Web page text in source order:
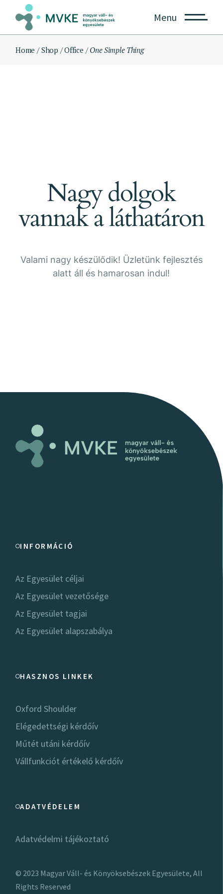
content
Menu
Home Shop Office One Simple Thing
Nagy dolgok
vannak a láthatáron
Valami nagy készülődik! Üzletünk fejlesztés
alatt áll és hamarosan indul!
INFORMÁCIÓ
Az Egyesület céljai
Az Egyesület vezetősége
Az Egyesület tagjai
Az Egyesület alapszabálya
HASZNOS LINKEK
Oxford Shoulder
Elégedettségi kérdőív
Műtét utáni kérdőív
Vállfunkciót értékelő kérdőív
ADATVÉDELEM
Adatvédelmi tájékoztató
© 2023 Magyar Váll- és Könyöksebészek Egyesülete, All
Rights Reserved